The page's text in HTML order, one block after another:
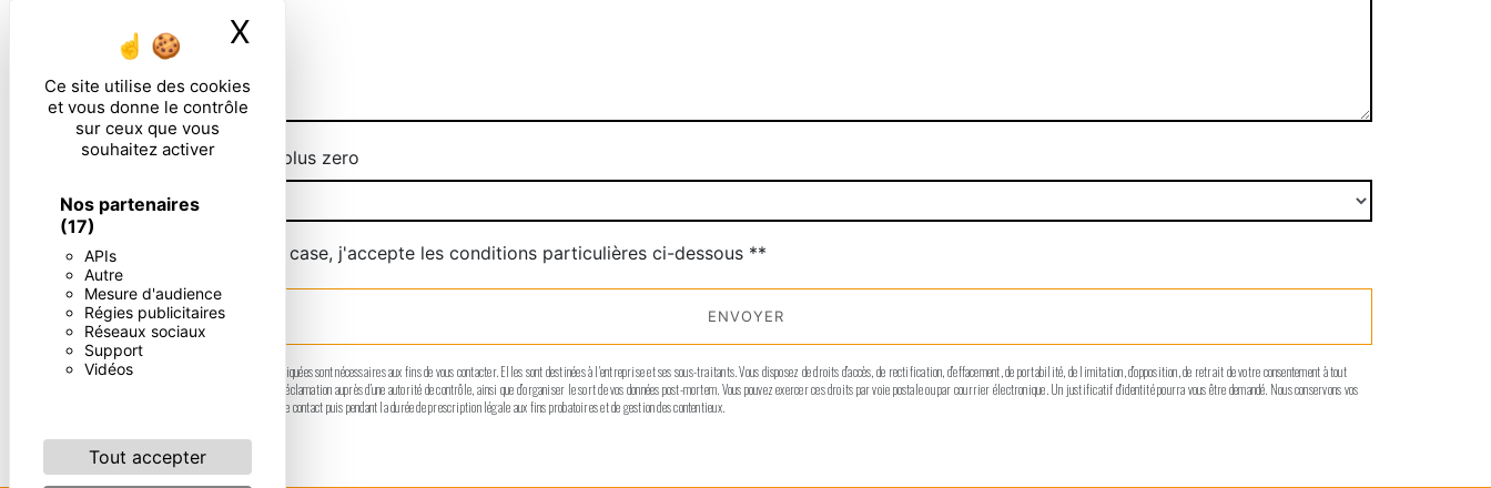
Ce site utilise des cookies
et vous donne le contrôle
sur ceux que vous
souhaitez activer
Nos partenaires
(17)
APIs
Autre
Mesure d'audience
Régies publicitaires
Réseaux sociaux
Support
Vidéos
Tout accepter
X
Combien font sept plus zero
En cochant cette case, j'accepte les conditions particulières ci-dessous **
ENVOYER
** Les données personnelles communiquées sont nécessaires aux fins de vous contacter. Elles sont destinées à l'entreprise et ses sous-traitants. Vous disposez de droits d’accès, de rectification, d’effacement, de portabilité, de limitation, d’opposition, de retrait de votre consentement à tout
moment et du droit d’introduire une réclamation auprès d’une autorité de contrôle, ainsi que d’organiser le sort de vos données post-mortem. Vous pouvez exercer ces droits par voie postale ou par courrier électronique. Un justificatif d'identité pourra vous être demandé. Nous conservons vos
données pendant la période de prise de contact puis pendant la durée de prescription légale aux fins probatoires et de gestion des contentieux.